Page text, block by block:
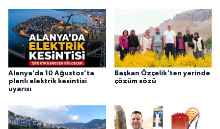
Alanya’da 10 Ağustos’ta
planlı elektrik kesintisi
uyarısı
Başkan Özçelik'ten yerinde
çözüm sözü